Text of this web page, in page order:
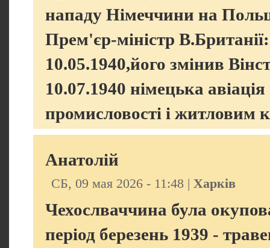
нападу Німеччини на
Прем'єр-міністр
10.05.1940,його змінив
10.07.1940 німецька
промисловості і житловим
Анатолій
СБ, 09 мая 2026 - 11:48 | Харків
Чехослваччина була
період березень 1939 -